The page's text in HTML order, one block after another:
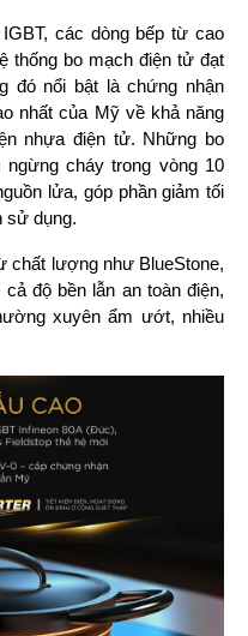
các dòng bếp từ cao
thống bo mạch điện tử đạt
đó nổi bật là chứng nhận
nhất của Mỹ về khả năng
nhựa điện tử. Những bo
cháy trong vòng 10
lửa, góp phần giảm tối
sử dụng.
chất lượng như BlueStone,
độ bền lẫn an toàn điện,
xuyên ẩm ướt, nhiều